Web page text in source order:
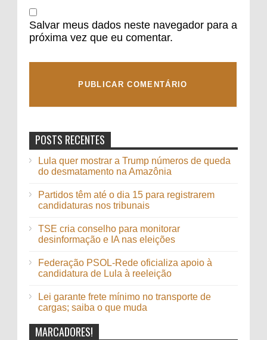
Salvar meus dados neste navegador para a
próxima vez que eu comentar.
POSTS RECENTES
Lula quer mostrar a Trump números de queda
do desmatamento na Amazônia
Partidos têm até o dia 15 para registrarem
candidaturas nos tribunais
TSE cria conselho para monitorar
desinformação e IA nas eleições
Federação PSOL-Rede oficializa apoio à
candidatura de Lula à reeleição
Lei garante frete mínimo no transporte de
cargas; saiba o que muda
MARCADORES!